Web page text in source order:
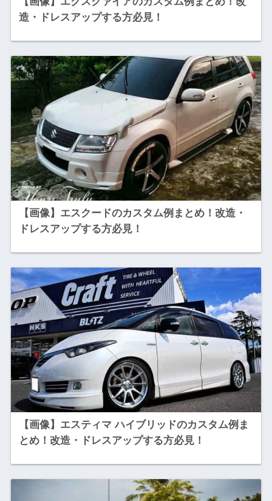
造・ドレスアップする方必見！
【画像】エスクードのカスタム例まとめ！改造・
ドレスアップする方必見！
【画像】エスティマ ハイブリッドのカスタム例ま
とめ！改造・ドレスアップする方必見！